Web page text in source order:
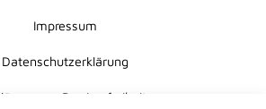
Impressum
Datenschutzerklärung
zur Barrierefreiheit